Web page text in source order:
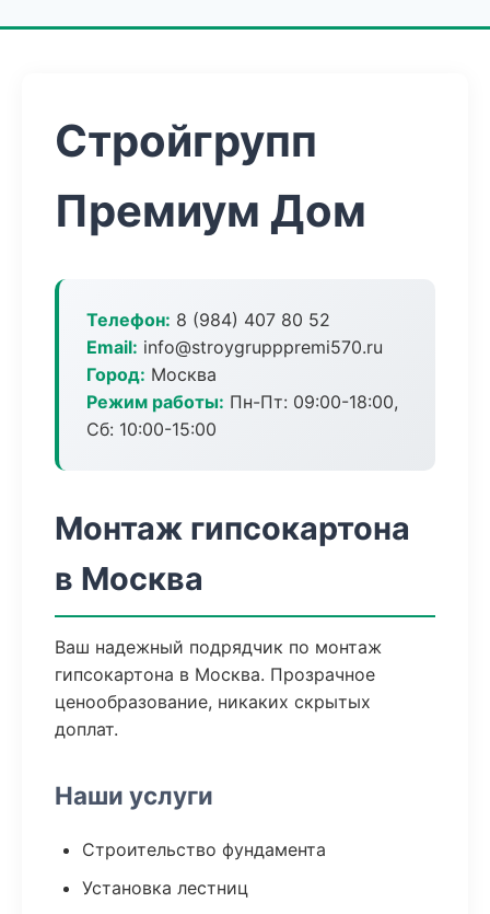
Стройгрупп
Премиум Дом
Телефон: 8 (984) 407 80 52
Email: info@stroygrupppremi570.ru
Город: Москва
Режим работы: Пн-Пт: 09:00-18:00,
Сб: 10:00-15:00
Монтаж гипсокартона
в Москва
Ваш надежный подрядчик по монтаж
гипсокартона в Москва. Прозрачное
ценообразование, никаких скрытых
доплат.
Наши услуги
Строительство фундамента
Установка лестниц